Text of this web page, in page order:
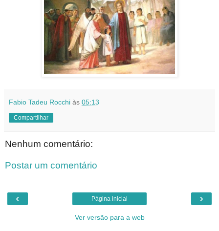
Fabio Tadeu Rocchi às 05:13
Compartilhar
Nenhum comentário:
Postar um comentário
‹ ›
Página inicial
Ver versão para a web